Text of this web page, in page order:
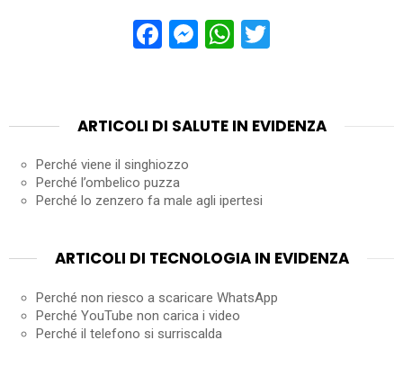
Facebook
Messenger
WhatsApp
ARTICOLI DI SALUTE IN EVIDENZA
Perché viene il singhiozzo
Perché l’ombelico puzza
Perché lo zenzero fa male agli ipertesi
ARTICOLI DI TECNOLOGIA IN EVIDENZA
Perché non riesco a scaricare WhatsApp
Perché YouTube non carica i video
Perché il telefono si surriscalda